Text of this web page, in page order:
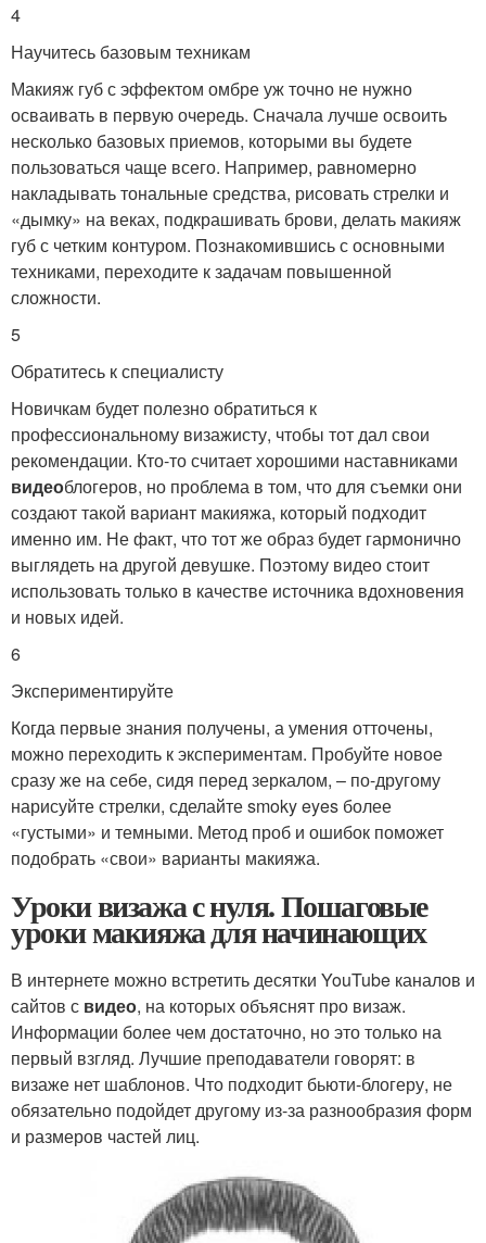
4
Научитесь базовым техникам
Макияж губ с эффектом омбре уж точно не нужно
осваивать в первую очередь. Сначала лучше освоить
несколько базовых приемов, которыми вы будете
пользоваться чаще всего. Например, равномерно
накладывать тональные средства, рисовать стрелки и
«дымку» на веках, подкрашивать брови, делать макияж
губ с четким контуром. Познакомившись с основными
техниками, переходите к задачам повышенной
сложности.
5
Обратитесь к специалисту
Новичкам будет полезно обратиться к
профессиональному визажисту, чтобы тот дал свои
рекомендации. Кто-то считает хорошими наставниками
видеоблогеров, но проблема в том, что для съемки они
создают такой вариант макияжа, который подходит
именно им. Не факт, что тот же образ будет гармонично
выглядеть на другой девушке. Поэтому видео стоит
использовать только в качестве источника вдохновения
и новых идей.
6
Экспериментируйте
Когда первые знания получены, а умения отточены,
можно переходить к экспериментам. Пробуйте новое
сразу же на себе, сидя перед зеркалом, – по-другому
нарисуйте стрелки, сделайте smoky eyes более
«густыми» и темными. Метод проб и ошибок поможет
подобрать «свои» варианты макияжа.
Уроки визажа с нуля. Пошаговые
уроки макияжа для начинающих
В интернете можно встретить десятки YouTube каналов и
сайтов с видео, на которых объяснят про визаж.
Информации более чем достаточно, но это только на
первый взгляд. Лучшие преподаватели говорят: в
визаже нет шаблонов. Что подходит бьюти-блогеру, не
обязательно подойдет другому из-за разнообразия форм
и размеров частей лиц.